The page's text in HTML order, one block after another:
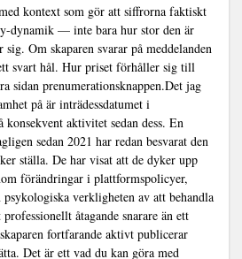
kontext som gör att siffrorna faktiskt
dynamik — inte bara hur stor den är
Om skaparen svarar på meddelanden
svart hål. Hur priset förhåller sig till
sidan prenumerationsknappen.Det jag
på är inträdessdatumet i
aktivitet sedan dess. En
sedan 2021 har redan besvarat den
ställa. De har visat att de dyker upp
förändringar i plattformspolicyer,
verkligheten av att behandla
åtagande snarare än ett
fortfarande aktivt publicerar
Det är ett vad du kan göra med